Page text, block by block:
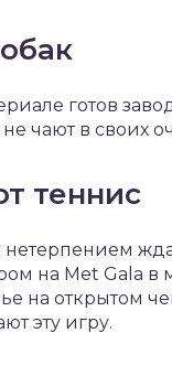
готов
чают в своих
теннис
на Met Gala в
на открытом
эту игру.